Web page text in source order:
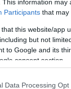
This information
Participants that may
that this website/app
but not
to Google and its
consent section.
Data Processing Opt
regalo su
(per un impiego
di commercio,
occuperà da sola
185 campi da
partecipare al loro
nei “negozi